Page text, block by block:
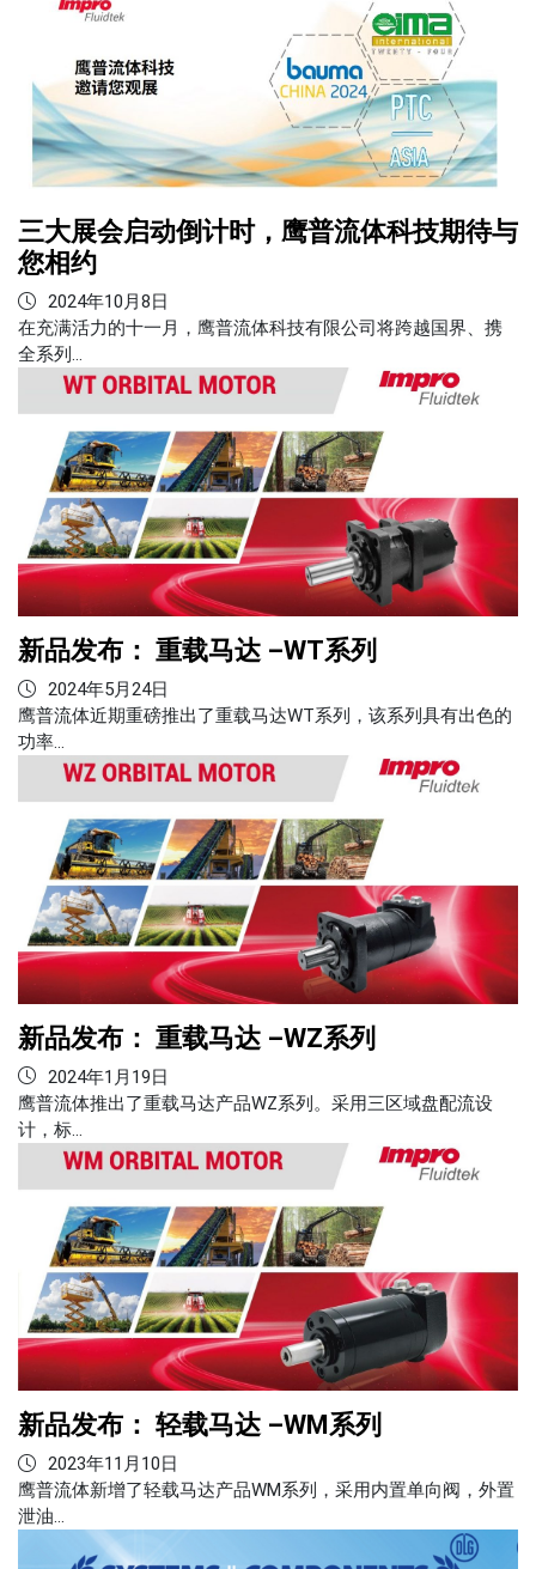
三大展会启动倒计时，鹰普流体科技期待与
您相约
2024年10月8日
在充满活力的十一月，鹰普流体科技有限公司将跨越国界、携
全系列…
新品发布： 重载马达 –WT系列
2024年5月24日
鹰普流体近期重磅推出了重载马达WT系列，该系列具有出色的
功率…
新品发布： 重载马达 –WZ系列
2024年1月19日
鹰普流体推出了重载马达产品WZ系列。采用三区域盘配流设
计，标…
新品发布： 轻载马达 –WM系列
2023年11月10日
鹰普流体新增了轻载马达产品WM系列，采用内置单向阀，外置
泄油…